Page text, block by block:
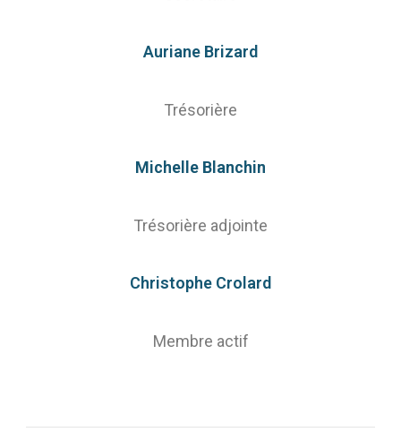
Auriane Brizard
Trésorière
Michelle Blanchin
Trésorière adjointe
Christophe Crolard
Membre actif